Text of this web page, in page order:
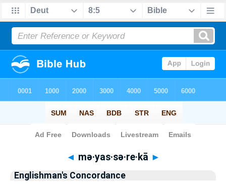
Bible> Strong's > Hebrew
◄ mə·yas·sə·re·kā ►
Englishman's Concordance